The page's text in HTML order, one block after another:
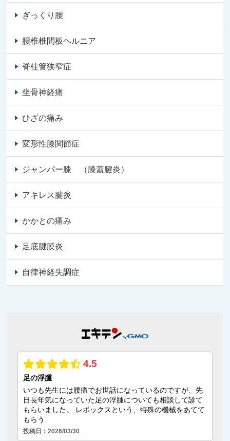
ぎっくり腰
腰椎椎間板ヘルニア
脊柱管狭窄症
坐骨神経痛
ひざの痛み
変形性膝関節症
ジャンパー膝 （膝蓋腱炎）
アキレス腱炎
かかとの痛み
足底腱膜炎
自律神経失調症